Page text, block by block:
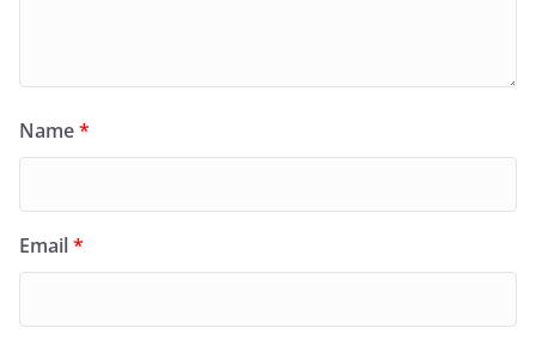
Name*
Email*